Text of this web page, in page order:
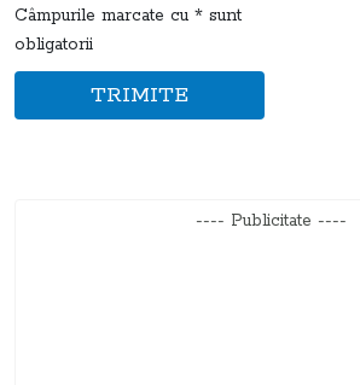
Câmpurile marcate cu * sunt
obligatorii
TRIMITE
---- Publicitate ----